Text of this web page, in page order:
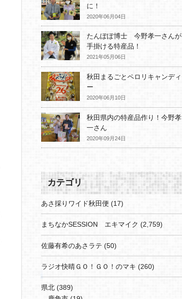
に！
2020年06月04日
たんぽぽ博士 今野孝一さんが
手掛ける特産品！
2021年05月06日
秋田まるごとペロリキャンディ
ー
2020年06月10日
秋田県内の特産品作り！今野孝
一さん
2020年09月24日
カテゴリ
あさ採りワイド秋田便 (17)
まちなかSESSION エキマイク (2,759)
佐藤有希のあさラテ (50)
ラジオ快晴ＧＯ！ＧＯ！のマキ (260)
県北 (389)